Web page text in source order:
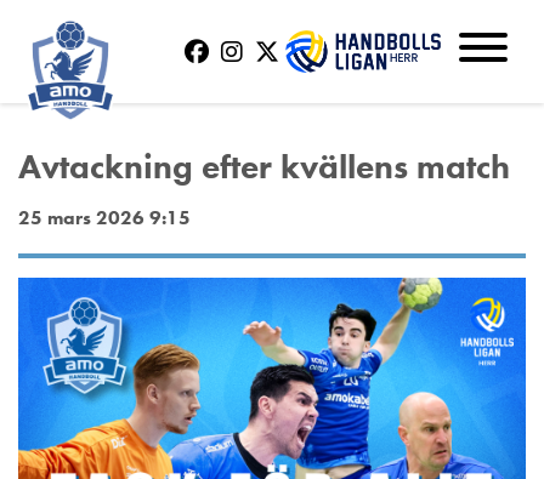
Avtackning efter kvällens match
25 mars 2026 9:15